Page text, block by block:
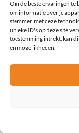
Om de beste ervaringen te
om informatie over je
stemmen met deze
unieke ID's op deze site
toestemming intrekt, kan
en mogelijkheden.